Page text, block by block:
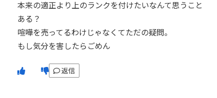
本来の適正より上のランクを付けたいなんて思うこと
ある？
喧嘩を売ってるわけじゃなくてただの疑問。
もし気分を害したらごめん
返信